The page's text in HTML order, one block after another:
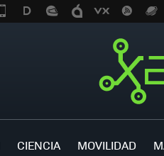
CIENCIA MOVILIDAD